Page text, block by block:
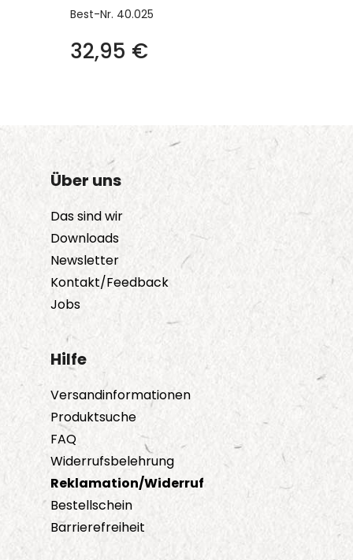
Best-Nr. 40.025
32,95 €
Über uns
Das sind wir
Downloads
Newsletter
Kontakt/Feedback
Jobs
Hilfe
Versandinformationen
Produktsuche
FAQ
Widerrufsbelehrung
Reklamation/Widerruf
Bestellschein
Barrierefreiheit